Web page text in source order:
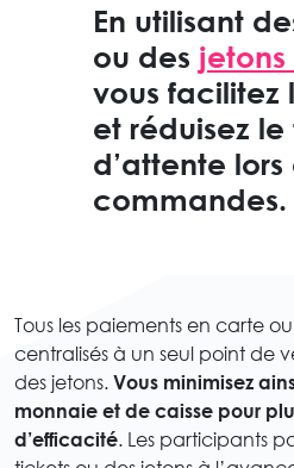
En utilisant
ou des
vous facilitez
et réduisez
d’attente lors
commandes.
Tous les paiements en carte
centralisés à un seul point de
des jetons. Vous minimisez
monnaie et de caisse pour
d’efficacité. Les participants